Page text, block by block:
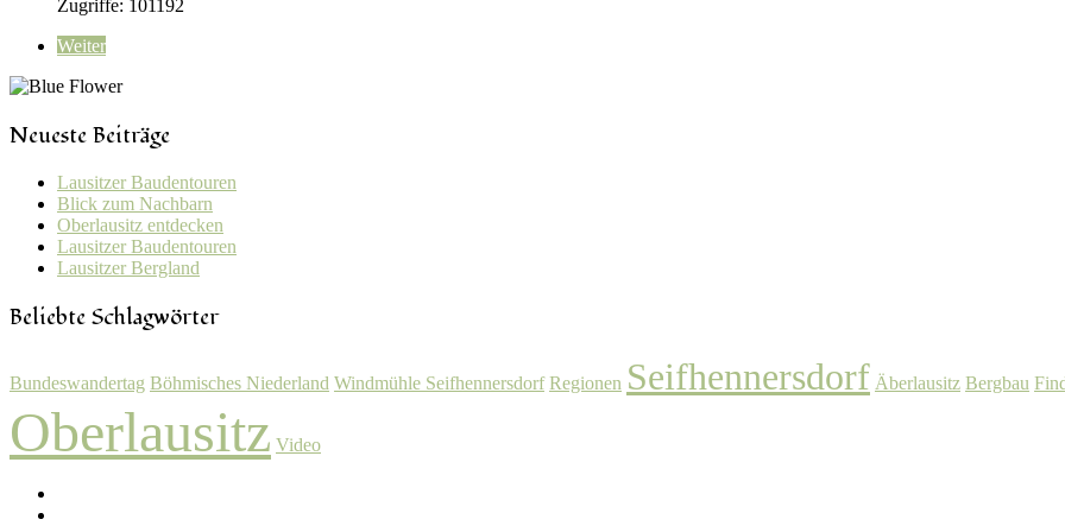
Zugriffe: 101192
Weiter
Neueste Beiträge
Lausitzer Baudentouren
Blick zum Nachbarn
Oberlausitz entdecken
Lausitzer Baudentouren
Lausitzer Bergland
Beliebte Schlagwörter
Bundeswandertag Böhmisches Niederland Windmühle Seifhennersdorf Regionen Seifhennersdorf Äberlausitz Bergbau
Oberlausitz Video